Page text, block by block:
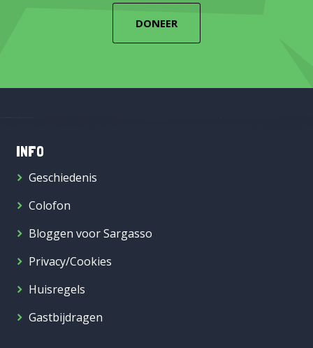
DONEER
INFO
Geschiedenis
Colofon
Bloggen voor Sargasso
Privacy/Cookies
Huisregels
Gastbijdragen